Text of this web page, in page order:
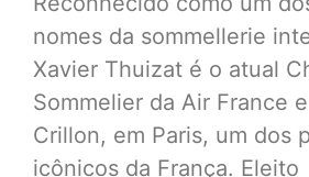
nomes da sommellerie
Xavier Thuizat é o atual
Sommelier da Air France
Crillon, em Paris, um dos
icônicos da França. Eleito